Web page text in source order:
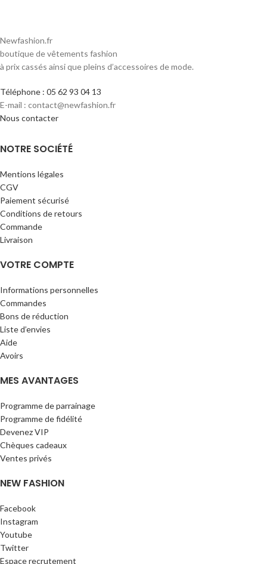
Newfashion.fr
boutique de vêtements fashion
à prix cassés ainsi que pleins d’accessoires de mode.
Téléphone : 05 62 93 04 13
E-mail : contact@newfashion.fr
Nous contacter
NOTRE SOCIÉTÉ
Mentions légales
CGV
Paiement sécurisé
Conditions de retours
Commande
Livraison
VOTRE COMPTE
Informations personnelles
Commandes
Bons de réduction
Liste d’envies
Aide
Avoirs
MES AVANTAGES
Programme de parrainage
Programme de fidélité
Devenez VIP
Chèques cadeaux
Ventes privés
NEW FASHION
Facebook
Instagram
Youtube
Twitter
Espace recrutement